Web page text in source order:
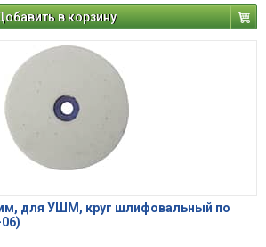
в корзину
мм, для УШМ, круг шлифовальный по